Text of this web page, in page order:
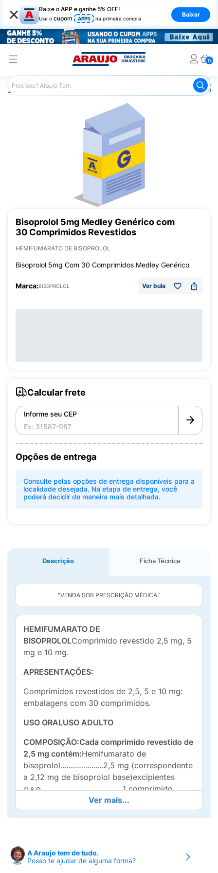
× Baixe o APP e ganhe 5% OFF!
Use o cupom APP5 na primeira compra
Baixar
0
Araujo Medicamentos
Bisoprolol 5mg Medley Genérico com
30 Comprimidos Revestidos
HEMIFUMARATO DE BISOPROLOL
Bisoprolol 5mg Com 30 Comprimidos Medley Genérico
Marca:BISOPROLOL Ver bula
Calcular frete
Informe seu CEP
Opções de entrega
Consulte pelas opções de entrega disponíveis para a
localidade desejada. Na etapa de entrega, você
poderá decidir de maneira mais detalhada.
Descrição Ficha Técnica
"VENDA SOB PRESCRIÇÃO MÉDICA."
HEMIFUMARATO DE
BISOPROLOLComprimido revestido 2,5 mg, 5
mg e 10 mg.
APRESENTAÇÕES:
Comprimidos revestidos de 2,5, 5 e 10 mg:
embalagens com 30 comprimidos.
USO ORALUSO ADULTO
COMPOSIÇÃO:Cada comprimido revestido de
2,5 mg contém:Hemifumarato de
bisoprolol......................2,5 mg (correspondente
a 2,12 mg de bisoprolol base)excipientes
q.s.p. ........................................1 comprimido
(celulose microcristalina, amido, laurilsulfato
de sódio, dióxido de silício, estearato de
Cada comprimido revestido de 5 mg
contém: Hemifumarato de
Ver mais...
A Araujo tem de tudo.
Posso te ajudar de alguma forma?